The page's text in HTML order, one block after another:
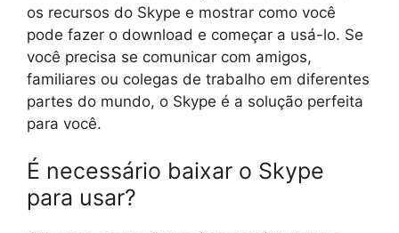
os recursos do Skype e mostrar como você
pode fazer o download e começar a usá-lo. Se
você precisa se comunicar com amigos,
familiares ou colegas de trabalho em diferentes
partes do mundo, o Skype é a solução perfeita
para você.
É necessário baixar o Skype
para usar?